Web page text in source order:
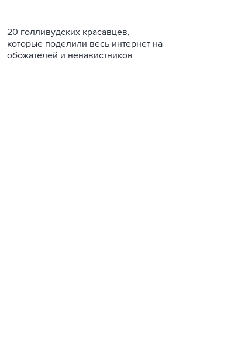
20 голливудских красавцев,
которые поделили весь интернет на
обожателей и ненавистников